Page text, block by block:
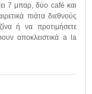
7 μπαρ, δύο café και
πιάτα διεθνούς
ή να προτιμήσετε
αποκλειστικά a la